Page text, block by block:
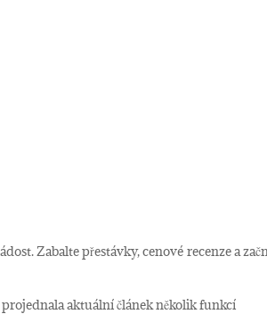
Zabalte přestávky, cenové recenze a
aktuální článek několik funkcí